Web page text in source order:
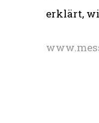
erklärt,